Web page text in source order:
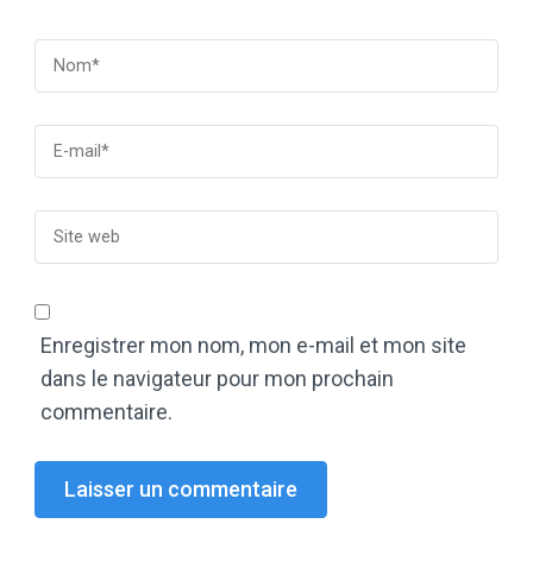
Enregistrer mon nom, mon e-mail et mon site
dans le navigateur pour mon prochain
commentaire.